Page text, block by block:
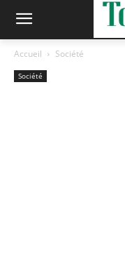
Accueil Société
Société